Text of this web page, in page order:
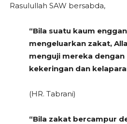
Rasulullah SAW bersabda,
“Bila suatu kaum enggan
mengeluarkan zakat,
menguji mereka dengan
kekeringan dan
(HR. Tabrani)
“Bila zakat bercampur